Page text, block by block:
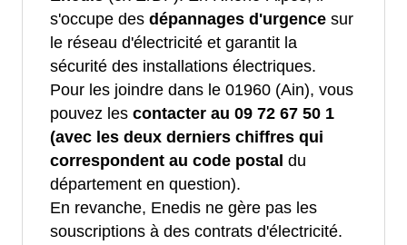
s'occupe des dépannages d'urgence sur
le réseau d'électricité et garantit la
sécurité des installations électriques.
Pour les joindre dans le 01960 (Ain), vous
pouvez les contacter au 09 72 67 50 1
(avec les deux derniers chiffres qui
correspondent au code postal du
département en question).
En revanche, Enedis ne gère pas les
souscriptions à des contrats d'électricité.